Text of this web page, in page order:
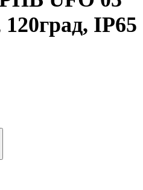
IP65